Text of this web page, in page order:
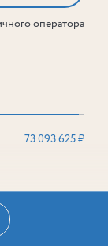
оператора
73 093 625 ₽